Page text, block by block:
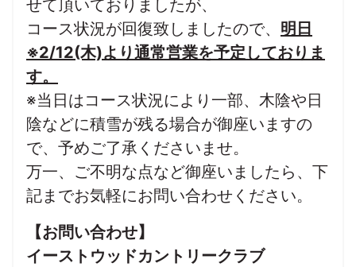
せて頂いておりましたが、
コース状況が回復致しましたので、 明日
※2/12(木)より通常営業を予定しておりま
す。
※当日はコース状況により一部、木陰や日
陰などに積雪が残る場合が御座いますの
で、予めご了承くださいませ。
万一、ご不明な点など御座いましたら、下
記までお気軽にお問い合わせください。
【お問い合わせ】
イーストウッドカントリークラブ